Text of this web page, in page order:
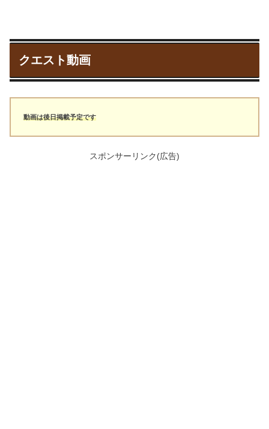
クエスト動画
動画は後日掲載予定です
スポンサーリンク(広告)